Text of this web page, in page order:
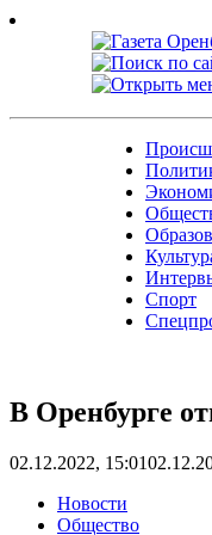
Skip
Спорт
В Оренбурге
02.12.2022, 15:01
Новости
Общество